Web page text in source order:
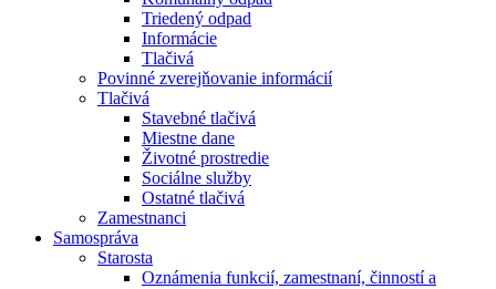
Triedený odpad
Informácie
Tlačivá
Povinné zverejňovanie informácií
Tlačivá
Stavebné tlačivá
Miestne dane
Životné prostredie
Sociálne služby
Ostatné tlačivá
Zamestnanci
Samospráva
Starosta
Oznámenia funkcií, zamestnaní, činností a